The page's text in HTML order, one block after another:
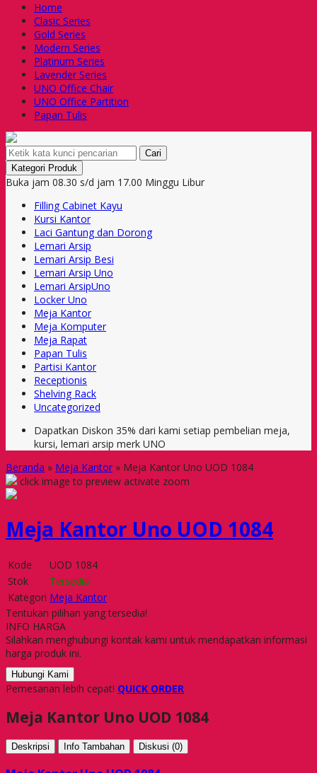
Home
Clasic Series
Gold Series
Modern Series
Platinum Series
Lavender Series
UNO Office Chair
UNO Office Partition
Papan Tulis
Cari
Kategori Produk
Buka jam 08.30 s/d jam 17.00 Minggu Libur
Filling Cabinet Kayu
Kursi Kantor
Laci Gantung dan Dorong
Lemari Arsip
Lemari Arsip Besi
Lemari Arsip Uno
Lemari ArsipUno
Locker Uno
Meja Kantor
Meja Komputer
Meja Rapat
Papan Tulis
Partisi Kantor
Receptionis
Shelving Rack
Uncategorized
Dapatkan Diskon 35% dari kami setiap pembelian meja,
kursi, lemari arsip merk UNO
Beranda » Meja Kantor » Meja Kantor Uno UOD 1084
click image to preview activate zoom
Meja Kantor Uno UOD 1084
Kode
UOD 1084
Stok
Tersedia
Kategori Meja Kantor
Tentukan pilihan yang tersedia!
INFO HARGA
Silahkan menghubungi kontak kami untuk mendapatkan informasi
harga produk ini.
Hubungi Kami
Pemesanan lebih cepat! QUICK ORDER
Meja Kantor Uno UOD 1084
Deskripsi Info Tambahan Diskusi (0)